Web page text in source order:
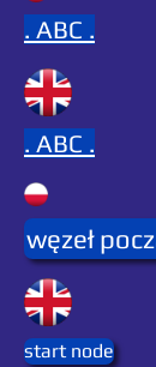
. ABC .
. ABC .
węzeł
start node